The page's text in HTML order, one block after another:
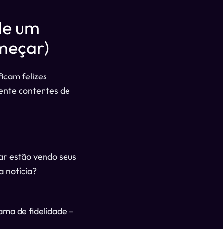
um
felizes
contentes de
estão vendo seus
notícia?
de fidelidade –